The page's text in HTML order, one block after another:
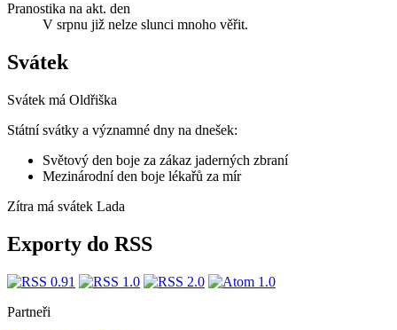
Pranostika na akt. den
V srpnu již nelze slunci mnoho věřit.
Svátek
Svátek má Oldřiška
Státní svátky a významné dny na dnešek:
Světový den boje za zákaz jaderných zbraní
Mezinárodní den boje lékařů za mír
Zítra má svátek Lada
Exporty do RSS
Partneři